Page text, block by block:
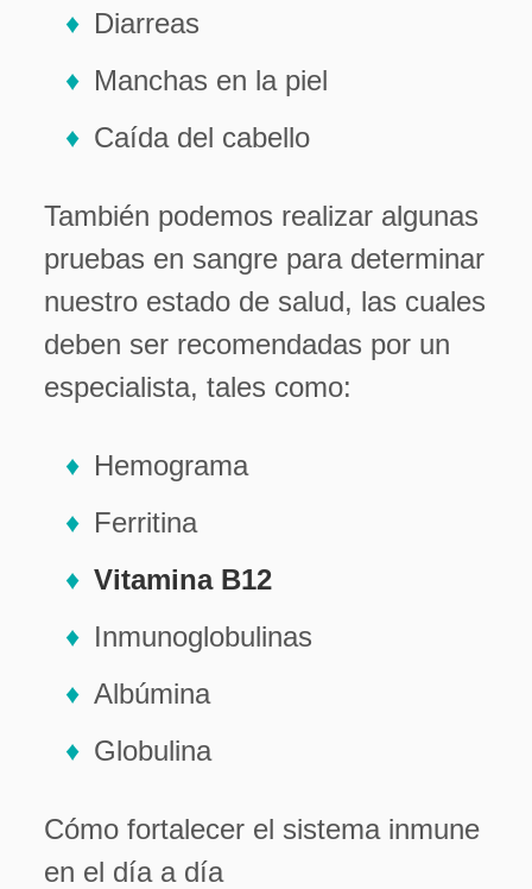
Diarreas
Manchas en la piel
Caída del cabello
También podemos realizar algunas
pruebas en sangre para determinar
nuestro estado de salud, las cuales
deben ser recomendadas por un
especialista, tales como:
Hemograma
Ferritina
Vitamina B12
Inmunoglobulinas
Albúmina
Globulina
Cómo fortalecer el sistema inmune
en el día a día